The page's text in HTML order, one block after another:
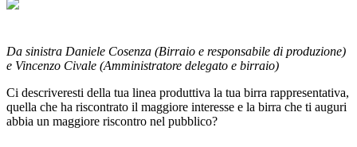
Da sinistra Daniele Cosenza (Birraio e responsabile di produzione)
e Vincenzo Civale (Amministratore delegato e birraio)
Ci descriveresti della tua linea produttiva la tua birra rappresentativa,
quella che ha riscontrato il maggiore interesse e la birra che ti auguri
abbia un maggiore riscontro nel pubblico?